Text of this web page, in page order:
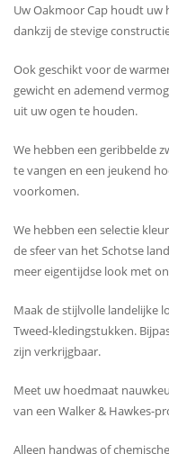
Uw Oakmoor Cap houdt
dankzij de stevige
Ook geschikt voor de
gewicht en ademend
uit uw ogen te houden.
We hebben een geribbelde
te vangen en een jeukend
voorkomen.
We hebben een selectie
de sfeer van het Schotse
meer eigentijdse look met
Maak de stijlvolle landelijke
Tweed-kledingstukken.
zijn verkrijgbaar.
Meet uw hoedmaat
van een Walker & Hawkes-
Alleen handwas of